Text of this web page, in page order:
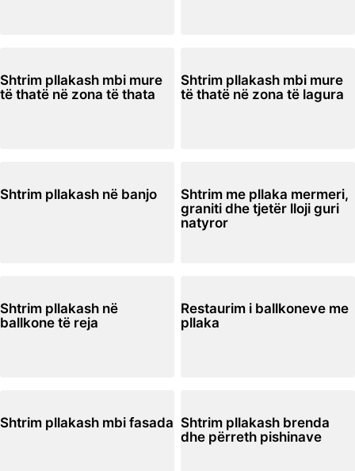
Shtrim pllakash mbi mure
të thatë në zona të thata
Shtrim pllakash mbi mure
të thatë në zona të lagura
Shtrim pllakash në banjo
Shtrim me pllaka mermeri,
graniti dhe tjetër lloji guri
natyror
Shtrim pllakash në
ballkone të reja
Restaurim i ballkoneve me
pllaka
Shtrim pllakash mbi fasada Shtrim pllakash brenda
dhe përreth pishinave